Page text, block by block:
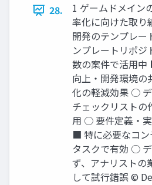
28.
1 ゲームドメイン
率化に向けた取
開発のテンプレ
ンプレートリポジ
数の案件で活用
向上・開発環境の
化の軽減効果 ○
チェックリスト
用 ○ 要件定義・
■ 特に必要なコ
タスクで有効 ○
ず、アナリストの
して試行錯誤 ©